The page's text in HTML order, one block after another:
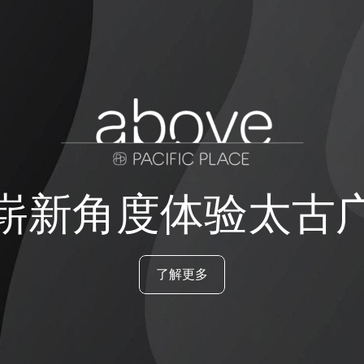
新角度体验太古
了解更多